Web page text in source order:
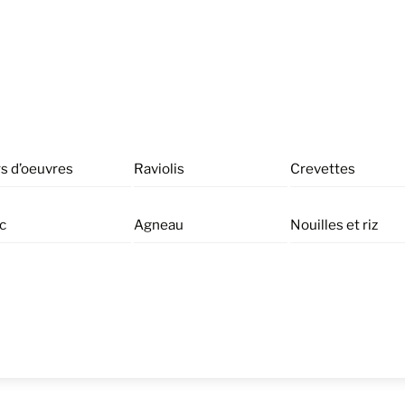
d’oeuvres Raviolis Crevettes
Agneau Nouilles et riz